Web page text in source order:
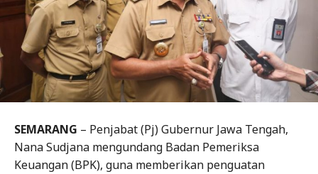
SEMARANG – Penjabat (Pj) Gubernur Jawa Tengah,
Nana Sudjana mengundang Badan Pemeriksa
Keuangan (BPK), guna memberikan penguatan